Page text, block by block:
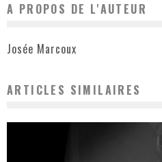
A PROPOS DE L'AUTEUR
Josée Marcoux
ARTICLES SIMILAIRES